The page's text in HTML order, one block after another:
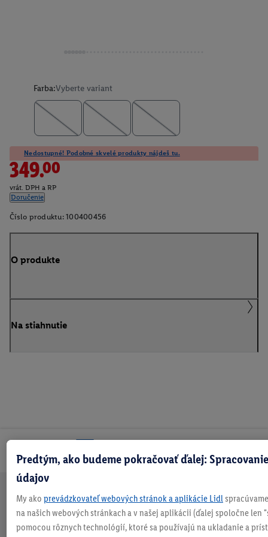
Farba:Vyberte variant
Nedostupné! Podobné skvelé produkty nájdeš tu.
349.00
vrát. DPH a RP
Doručenie
Číslo produktu: 100400456
O produkte
Na stiahnutie
Doprava
zadarmo
nad 70 €¹
30 dní na
vrátenie
Vrátenie
zadarmo
Každý
týždeň
niečo nové
Bezpečný nákup
Predtým, ako budeme pokračovať ďalej:
údajov
My ako prevádzkovateľ webových stránok a aplikácie Lidl
na našich webových stránkach a v našej aplikácii (ďalej spoločne len
pomocou rôznych technológií, ktoré sa používajú na ukladanie a